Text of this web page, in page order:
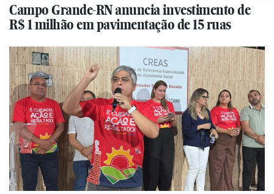
Campo Grande-RN anuncia investimento de
R$ 1 milhão em pavimentação de 15 ruas